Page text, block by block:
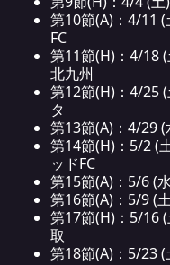
第10節(A)：4/11
FC
第11節(H)：4/18
北九州
第12節(H)：4/25
タ
第13節(A)：4/29 (
第14節(H)：5/2 (
ッドFC
第15節(A)：5/6 (
第16節(A)：5/9 (
第17節(H)：5/16
取
第18節(A)：5/23